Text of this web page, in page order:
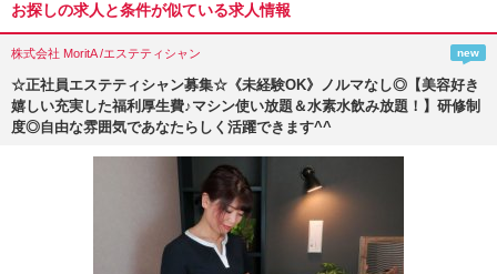
お探しの求人と条件が似ている求人情報
株式会社 MoritA /エステティシャン new
☆正社員エステティシャン募集☆《未経験OK》ノルマなし◎【美容好き
嬉しい充実した福利厚生費♪マシン使い放題＆水素水飲み放題！】研修制
度◎自由な雰囲気であなたらしく活躍できます^^